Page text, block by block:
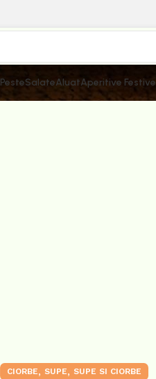
PesteSalateAluatAperitive Festive
CIORBE, SUPE, SUPE SI CIORBE